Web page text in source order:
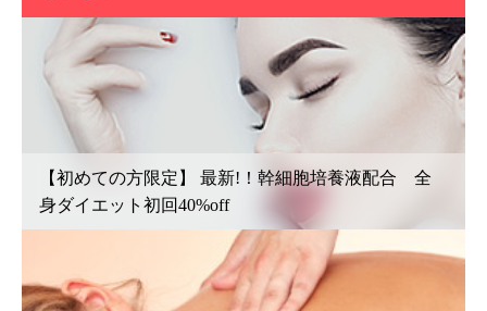
【初めての方限定】 最新!！幹細胞培養液配合 全
身ダイエット初回40%off